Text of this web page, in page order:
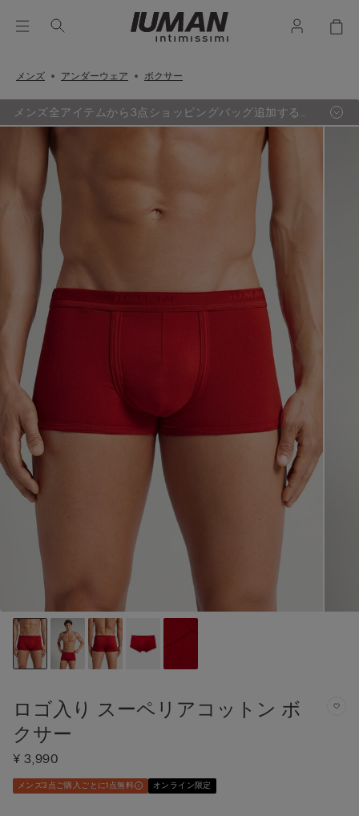
メンズ アンダーウェア ボクサー
メンズ全アイテムから3点ショッピングバッグ追加するご
とに、最も定価の低い1点が無料に。（セールアイテム除
ロゴ入り スーペリアコットン ボ
クサー
¥ 3,990
メンズ3点ご購入ごとに1点無料 オンライン限定